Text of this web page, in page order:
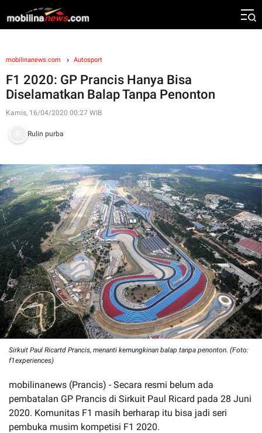
mobilinanews.com Autosport
F1 2020: GP Prancis Hanya Bisa
Diselamatkan Balap Tanpa Penonton
Kamis, 16/04/2020 00:27 WIB
Rulin purba
Sirkuit Paul Ricartd Prancis, menanti kemungkinan balap tanpa penonton. (Foto:
f1experiences)
mobilinanews (Prancis) - Secara resmi belum ada
pembatalan GP Prancis di Sirkuit Paul Ricard pada 28 Juni
2020. Komunitas F1 masih berharap itu bisa jadi seri
pembuka musim kompetisi F1 2020.